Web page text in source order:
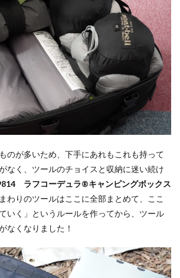
のが多いため、下手にあれもこれも持って
なく、ツールのチョイスと収納に迷い続け
ラフコーデュラ®キャンピングボックス
わりのツールはここに全部まとめて、ここ
いく」というルールを作ってから、ツール
なくなりました！